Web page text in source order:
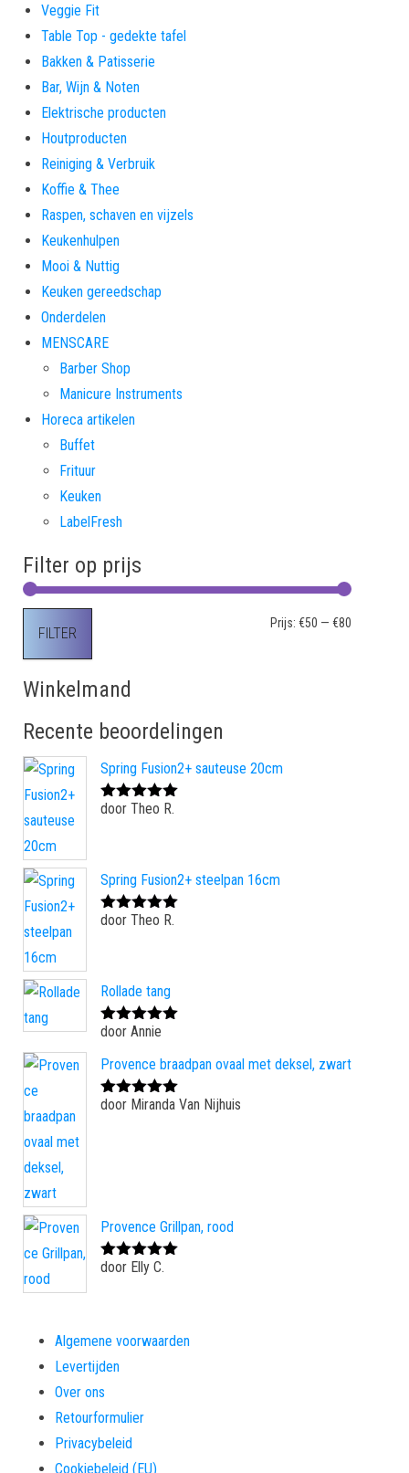
Veggie Fit
Table Top - gedekte tafel
Bakken & Patisserie
Bar, Wijn & Noten
Elektrische producten
Houtproducten
Reiniging & Verbruik
Koffie & Thee
Raspen, schaven en vijzels
Keukenhulpen
Mooi & Nuttig
Keuken gereedschap
Onderdelen
MENSCARE
Barber Shop
Manicure Instruments
Horeca artikelen
Buffet
Frituur
Keuken
LabelFresh
Filter op prijs
FILTER
Prijs: €50 — €80
Winkelmand
Recente beoordelingen
Spring Fusion2+ sauteuse 20cm
Gewaardeerd
door Theo R.
Spring Fusion2+ steelpan 16cm
Gewaardeerd
door Theo R.
Rollade tang
Gewaardeerd
door Annie
Provence braadpan ovaal met deksel, zwart
Gewaardeerd
door Miranda Van Nijhuis
Provence Grillpan, rood
Gewaardeerd
door Elly C.
Algemene voorwaarden
Levertijden
Over ons
Retourformulier
Privacybeleid
Cookiebeleid (EU)